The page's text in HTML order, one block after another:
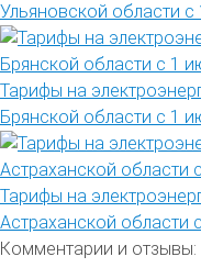
Ульяновской области
Тарифы на
Брянской области с 1
Тарифы на
Астраханской области
Комментарии и отзывы: